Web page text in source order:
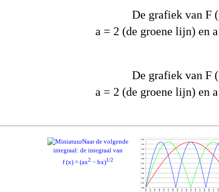
De grafiek van F
a = 2 (de groene lijn) en
De grafiek van F
a = 2 (de groene lijn) en
Naar de volgende
integraal: de integraal van
f (x) = (ax2 − bx)1/2